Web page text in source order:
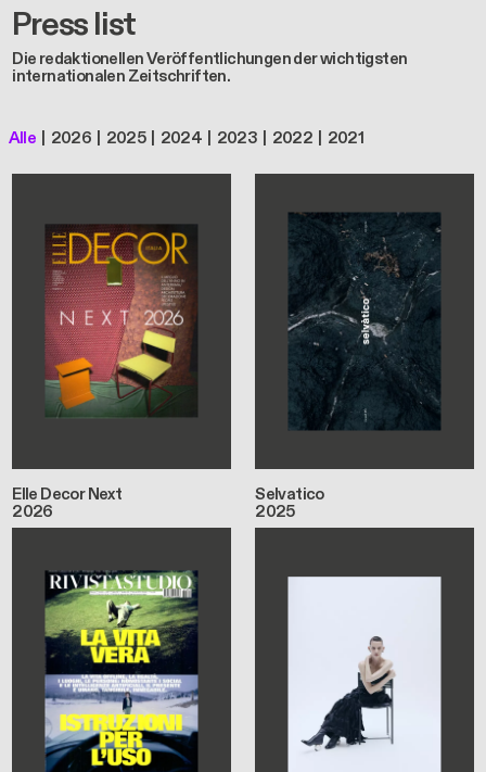
Press list
Die redaktionellen Veröffentlichungen der wichtigsten
internationalen Zeitschriften.
Alle 2026 2025 2024 2023 2022 2021
Elle Decor Next
2026
Selvatico
2025